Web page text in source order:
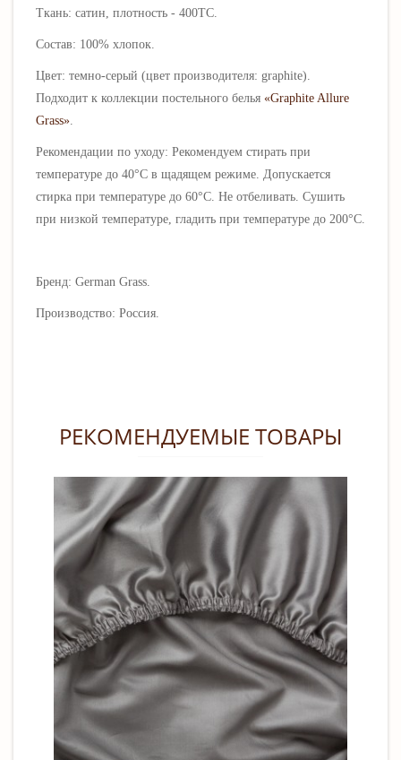
Ткань: сатин, плотность - 400ТС.
Состав: 100% хлопок.
Цвет: темно-серый (цвет производителя: graphite).
Подходит к коллекции постельного белья «Graphite Allure
Grass».
Рекомендации по уходу: Рекомендуем стирать при
температуре до 40°C в щадящем режиме. Допускается
стирка при температуре до 60°C. Не отбеливать. Сушить
при низкой температуре, гладить при температуре до 200°C.
Бренд: German Grass.
Производство: Россия.
РЕКОМЕНДУЕМЫЕ ТОВАРЫ